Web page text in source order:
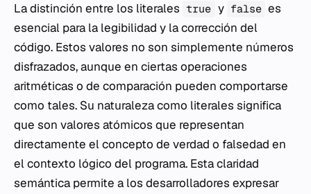
La distinción entre los literales true y false es
esencial para la legibilidad y la corrección del
código. Estos valores no son simplemente números
disfrazados, aunque en ciertas operaciones
aritméticas o de comparación pueden comportarse
como tales. Su naturaleza como literales significa
que son valores atómicos que representan
directamente el concepto de verdad o falsedad en
el contexto lógico del programa. Esta claridad
semántica permite a los desarrolladores expresar